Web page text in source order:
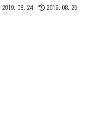
2019.08.24 2019.08.25